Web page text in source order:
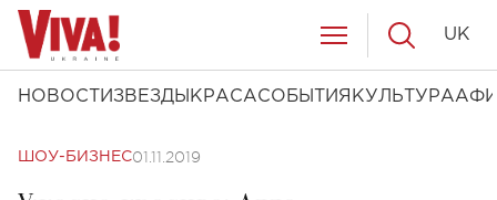
НОВОСТИ ЗВЕЗДЫ КРАСАСОБЫТИЯ КУЛЬТУРА
UK
ШОУ-БИЗНЕС01.11.2019